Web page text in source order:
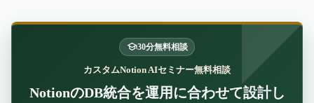
30分無料相談
カスタムNotion AIセミナー無料相談
NotionのDB統合を運用に合わせて設計し